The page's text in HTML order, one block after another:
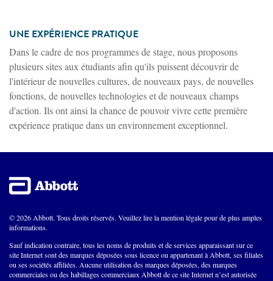
UNE EXPÉRIENCE PRATIQUE
Dans le cadre de nos programmes de stage, nous proposons
plusieurs sites aux étudiants afin qu'ils puissent découvrir de
l'intérieur de nouvelles cultures, de nouveaux pays, de nouvelles
fonctions, de nouvelles technologies et de nouveaux champs
d'action. Ils ont ainsi la chance de pouvoir vivre cette première
expérience pratique dans un environnement exceptionnel.
© 2026 Abbott. Tous droits réservés. Veuillez lire la mention légale pour de plus amples
informations.
Sauf indication contraire, tous les noms de produits et de services apparaissant sur ce
site Internet sont des marques déposées sous licence ou appartenant à Abbott, ses filiales
ou ses sociétés affiliées. Aucune utilisation des marques déposées, des marques
commerciales ou des habillages commerciaux Abbott de ce site Internet n’est autorisée